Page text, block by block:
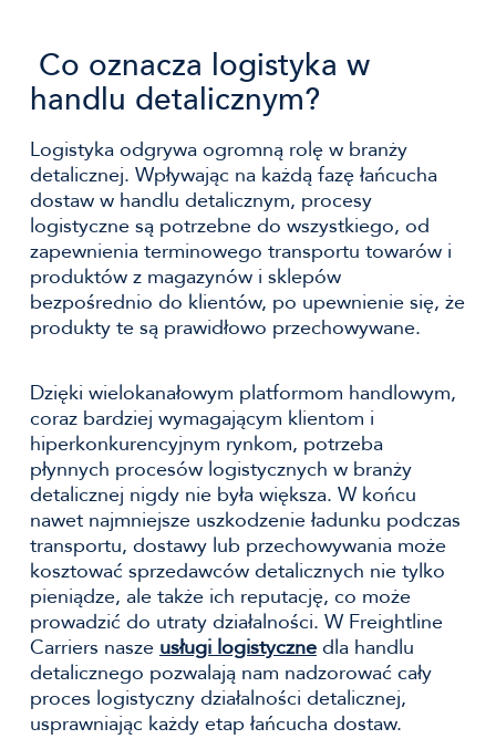
Co oznacza logistyka w
handlu detalicznym?
Logistyka odgrywa ogromną rolę w branży
detalicznej. Wpływając na każdą fazę łańcucha
dostaw w handlu detalicznym, procesy
logistyczne są potrzebne do wszystkiego, od
zapewnienia terminowego transportu towarów i
produktów z magazynów i sklepów
bezpośrednio do klientów, po upewnienie się, że
produkty te są prawidłowo przechowywane.
Dzięki wielokanałowym platformom handlowym,
coraz bardziej wymagającym klientom i
hiperkonkurencyjnym rynkom, potrzeba
płynnych procesów logistycznych w branży
detalicznej nigdy nie była większa. W końcu
nawet najmniejsze uszkodzenie ładunku podczas
transportu, dostawy lub przechowywania może
kosztować sprzedawców detalicznych nie tylko
pieniądze, ale także ich reputację, co może
prowadzić do utraty działalności. W Freightline
Carriers nasze usługi logistycznedla handlu
detalicznego pozwalają nam nadzorować cały
proces logistyczny działalności detalicznej,
usprawniając każdy etap łańcucha dostaw.